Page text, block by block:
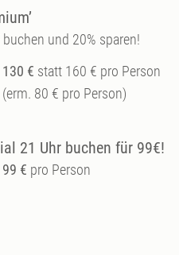
buchen und 20% sparen!
130 € statt 160 € pro Person
(erm. 80 € pro Person)
21 Uhr buchen für 99€!
99 € pro Person